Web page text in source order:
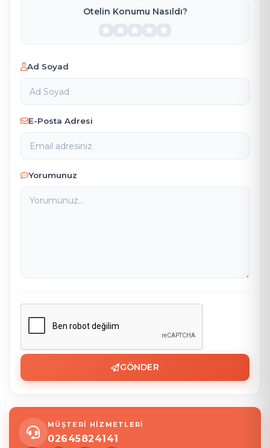
Otelin Konumu Nasıldı?
Ad Soyad
E-Posta Adresi
Yorumunuz
GÖNDER
MÜŞTERİ HİZMETLERİ
02645824141